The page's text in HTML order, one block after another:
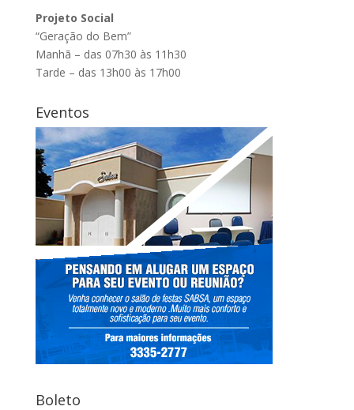
Projeto Social
“Geração do Bem”
Manhã – das 07h30 às 11h30
Tarde – das 13h00 às 17h00
Eventos
Boleto